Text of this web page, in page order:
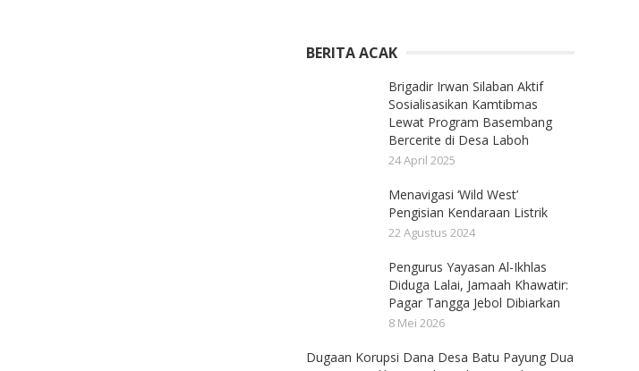
BERITA ACAK
Brigadir Irwan Silaban Aktif
Sosialisasikan Kamtibmas
Lewat Program Basembang
Bercerite di Desa Laboh
24 April 2025
Menavigasi ‘Wild West’
Pengisian Kendaraan Listrik
22 Agustus 2024
Pengurus Yayasan Al-Ikhlas
Diduga Lalai, Jamaah Khawatir:
Pagar Tangga Jebol Dibiarkan
8 Mei 2026
Dugaan Korupsi Dana Desa Batu Payung Dua